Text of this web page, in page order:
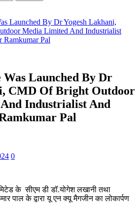
Launched By Dr Yogesh Lakhani,
Media Limited And Industrialist
Ramkumar Pal
Launched By Dr
CMD Of Bright Outdoor
Industrialist And
Pal
0
के सीएम डी डॉ.योगेश लखानी तथा
पाल के द्वारा यू एन क्यू मैगजीन का लोकार्पण